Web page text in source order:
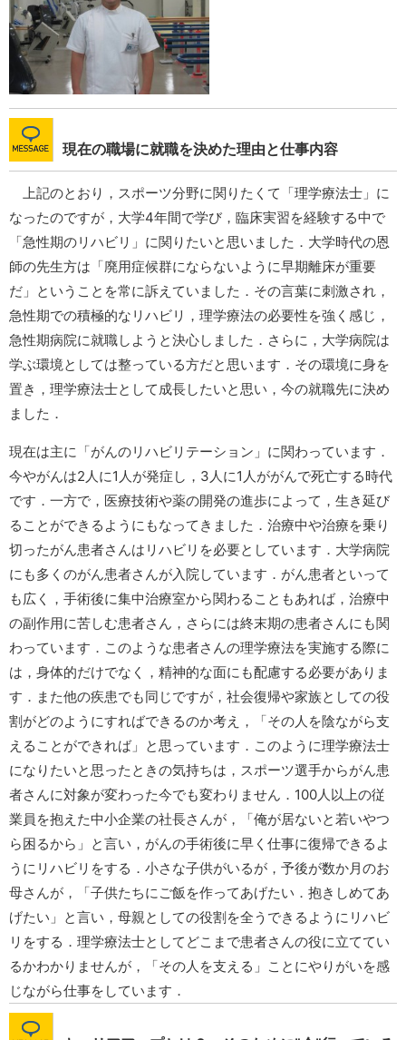
現在の職場に就職を決めた理由と仕事内容
上記のとおり，スポーツ分野に関りたくて「理学療法士」に
なったのですが，大学4年間で学び，臨床実習を経験する中で
「急性期のリハビリ」に関りたいと思いました．大学時代の恩
師の先生方は「廃用症候群にならないように早期離床が重要
だ」ということを常に訴えていました．その言葉に刺激され，
急性期での積極的なリハビリ，理学療法の必要性を強く感じ，
急性期病院に就職しようと決心しました．さらに，大学病院は
学ぶ環境としては整っている方だと思います．その環境に身を
置き，理学療法士として成長したいと思い，今の就職先に決め
ました．
現在は主に「がんのリハビリテーション」に関わっています．
今やがんは2人に1人が発症し，3人に1人ががんで死亡する時代
です．一方で，医療技術や薬の開発の進歩によって，生き延び
ることができるようにもなってきました．治療中や治療を乗り
切ったがん患者さんはリハビリを必要としています．大学病院
にも多くのがん患者さんが入院しています．がん患者といって
も広く，手術後に集中治療室から関わることもあれば，治療中
の副作用に苦しむ患者さん，さらには終末期の患者さんにも関
わっています．このような患者さんの理学療法を実施する際に
は，身体的だけでなく，精神的な面にも配慮する必要がありま
す．また他の疾患でも同じですが，社会復帰や家族としての役
割がどのようにすればできるのか考え，「その人を陰ながら支
えることができれば」と思っています．このように理学療法士
になりたいと思ったときの気持ちは，スポーツ選手からがん患
者さんに対象が変わった今でも変わりません．100人以上の従
業員を抱えた中小企業の社長さんが，「俺が居ないと若いやつ
ら困るから」と言い，がんの手術後に早く仕事に復帰できるよ
うにリハビリをする．小さな子供がいるが，予後が数か月のお
母さんが，「子供たちにご飯を作ってあげたい．抱きしめてあ
げたい」と言い，母親としての役割を全うできるようにリハビ
リをする．理学療法士としてどこまで患者さんの役に立ててい
るかわかりませんが，「その人を支える」ことにやりがいを感
じながら仕事をしています．